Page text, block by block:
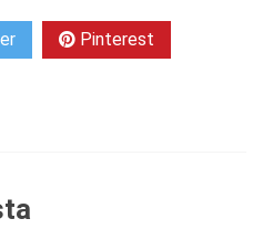
Pinterest